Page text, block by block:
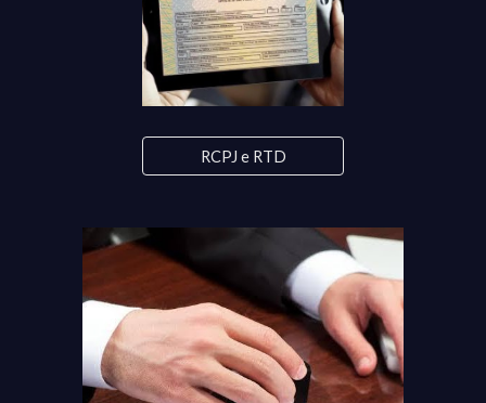
RCPJ e RTD